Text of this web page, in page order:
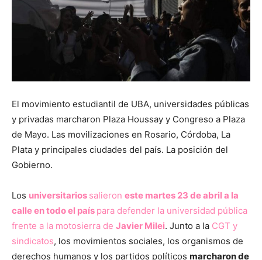
El movimiento estudiantil de UBA, universidades públicas
y privadas marcharon Plaza Houssay y Congreso a Plaza
de Mayo. Las movilizaciones en Rosario, Córdoba, La
Plata y principales ciudades del país. La posición del
Gobierno.
Los universitarios salieron este martes 23 de abril a la
calle en todo el país para defender la universidad pública
frente a la motosierra de Javier Milei. Junto a la CGT y
sindicatos, los movimientos sociales, los organismos de
derechos humanos y los partidos políticos marcharon de